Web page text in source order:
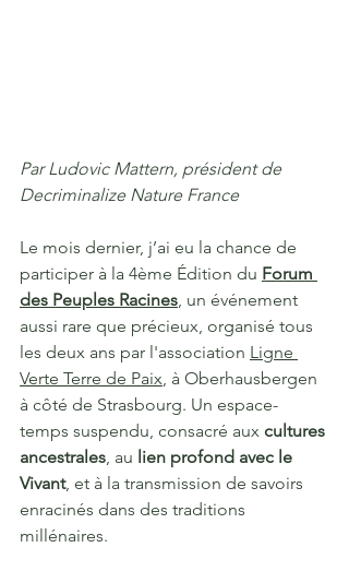
Par Ludovic Mattern, président de
Decriminalize Nature France
Le mois dernier, j’ai eu la chance de
participer à la 4ème Édition du Forum
des Peuples Racines, un événement
aussi rare que précieux, organisé tous
les deux ans par l'association Ligne
Verte Terre de Paix, à Oberhausbergen
à côté de Strasbourg. Un espace-
temps suspendu, consacré aux cultures
ancestrales, au lien profond avec le
Vivant, et à la transmission de savoirs
enracinés dans des traditions
millénaires.